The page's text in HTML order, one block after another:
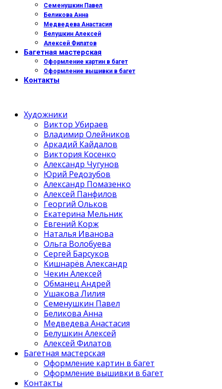
Семенушкин Павел
Беликова Анна
Медведева Анастасия
Белушкин Алексей
Алексей Филатов
Багетная мастерская
Оформление картин в багет
Оформление вышивки в багет
Контакты
Художники
Виктор Убираев
Владимир Олейников
Аркадий Кайдалов
Виктория Косенко
Александр Чугунов
Юрий Редозубов
Александр Помазенко
Алексей Панфилов
Георгий Ольков
Екатерина Мельник
Евгений Корж
Наталья Иванова
Ольга Волобуева
Сергей Барсуков
Кишнарёв Александр
Чекин Алексей
Обманец Андрей
Ушакова Лилия
Семенушкин Павел
Беликова Анна
Медведева Анастасия
Белушкин Алексей
Алексей Филатов
Багетная мастерская
Оформление картин в багет
Оформление вышивки в багет
Контакты